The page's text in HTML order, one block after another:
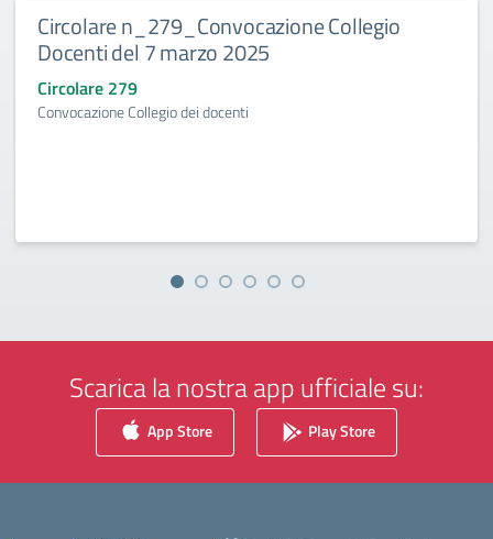
Circolare n_279_Convocazione Collegio
Docenti del 7 marzo 2025
Circolare 279
Convocazione Collegio dei docenti
Scarica la nostra app ufficiale su:
App Store Play Store